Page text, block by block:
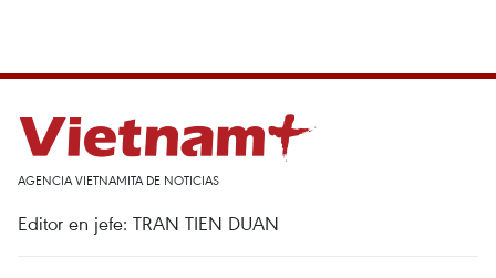
AGENCIA VIETNAMITA DE NOTICIAS
Editor en jefe: TRAN TIEN DUAN